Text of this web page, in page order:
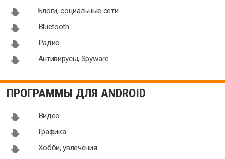
Блоги, социальные сети
Bluetooth
Радио
Антивирусы, Spyware
ПРОГРАММЫ ДЛЯ ANDROID
Видео
Графика
Хобби, увлечения